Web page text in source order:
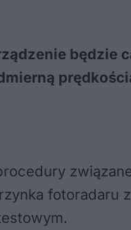
będzie
fotoradaru